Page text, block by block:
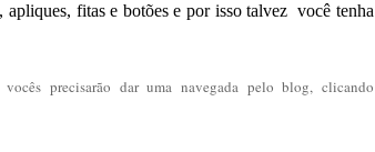
apliques, fitas e botões e por isso talvez você tenha
precisarão dar uma navegada pelo blog, clicando